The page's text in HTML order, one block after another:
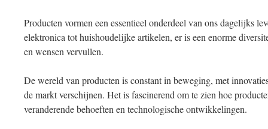
Producten vormen een essentieel onderdeel van ons dagelijks
elektronica tot huishoudelijke artikelen, er is een enorme
en wensen vervullen.
De wereld van producten is constant in beweging, met
de markt verschijnen. Het is fascinerend om te zien hoe
veranderende behoeften en technologische ontwikkelingen.